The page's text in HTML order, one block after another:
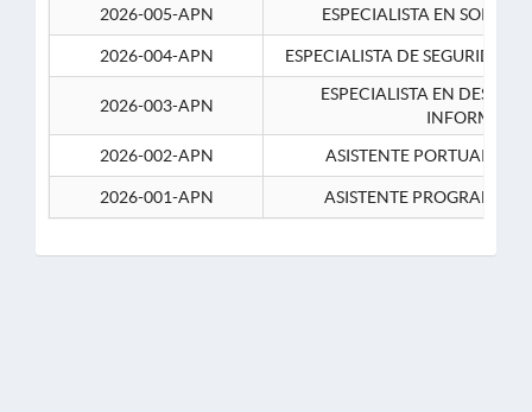
2026-005-APN ESPECIALISTA EN
2026-004-APN ESPECIALISTA DE SEGURIDAD
2026-003-APN
ESPECIALISTA EN
2026-002-APN
ASISTENTE PORTUARIO 2-
2026-001-APN ASISTENTE